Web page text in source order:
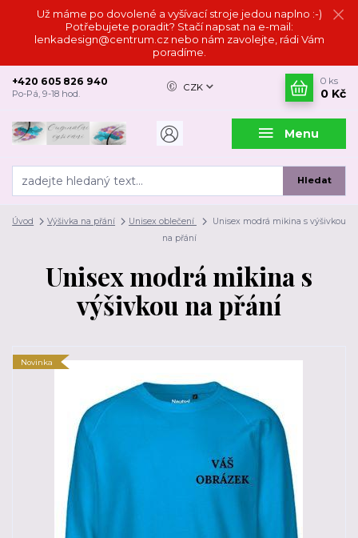
Už máme po dovolené a vyšívací stroje jedou naplno :-)
Potřebujete poradit? Stačí napsat na e-mail:
lenkadesign@centrum.cz nebo nám zavolejte, rádi Vám
poradíme.
Menu
CZK
Hledat
+420 605 826 940
Po-Pá, 9-18 hod.
0 ks
0 Kč
Úvod Výšivka na přání Unisex oblečení
Unisex modrá mikina s výšivkou
na přání
Unisex modrá mikina s
výšivkou na přání
Novinka